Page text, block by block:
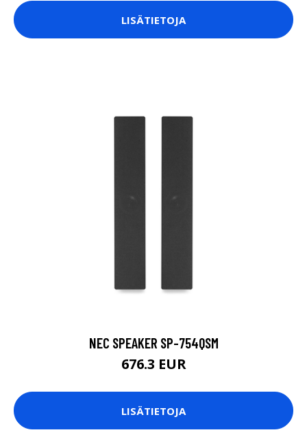
LISÄTIETOJA
NEC SPEAKER SP-754QSM
676.3 EUR
LISÄTIETOJA